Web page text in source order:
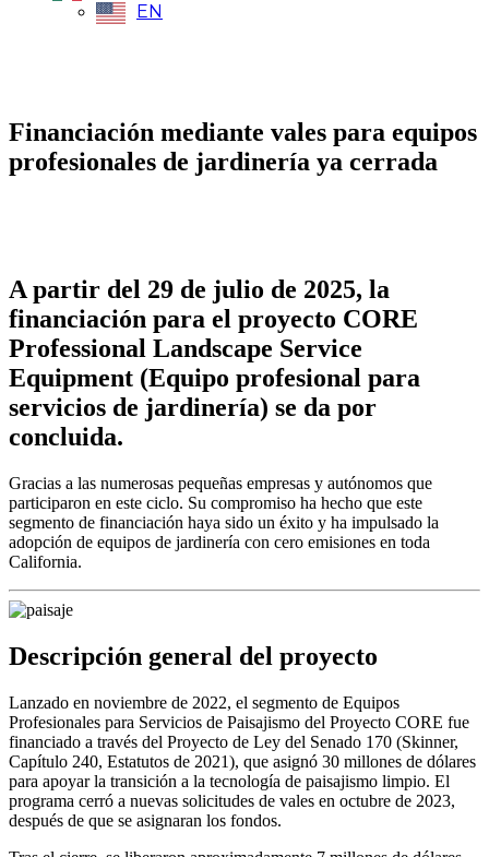
EN
Financiación mediante vales para equipos
profesionales de jardinería ya cerrada
A partir del 29 de julio de 2025, la
financiación para el proyecto CORE
Professional Landscape Service
Equipment (Equipo profesional para
servicios de jardinería) se da por
concluida.
Gracias a las numerosas pequeñas empresas y autónomos que
participaron en este ciclo. Su compromiso ha hecho que este
segmento de financiación haya sido un éxito y ha impulsado la
adopción de equipos de jardinería con cero emisiones en toda
California.
Descripción general del proyecto
Lanzado en noviembre de 2022, el segmento de Equipos
Profesionales para Servicios de Paisajismo del Proyecto CORE fue
financiado a través del Proyecto de Ley del Senado 170 (Skinner,
Capítulo 240, Estatutos de 2021), que asignó 30 millones de dólares
para apoyar la transición a la tecnología de paisajismo limpio. El
programa cerró a nuevas solicitudes de vales en octubre de 2023,
después de que se asignaran los fondos.